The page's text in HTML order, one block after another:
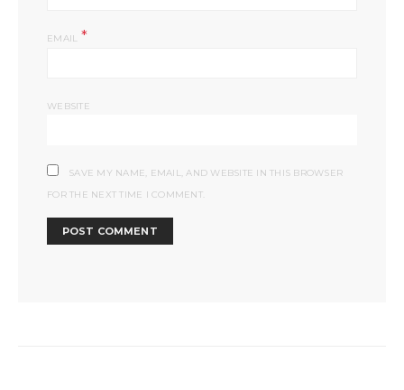
EMAIL *
WEBSITE
SAVE MY NAME, EMAIL, AND WEBSITE IN THIS BROWSER
FOR THE NEXT TIME I COMMENT.